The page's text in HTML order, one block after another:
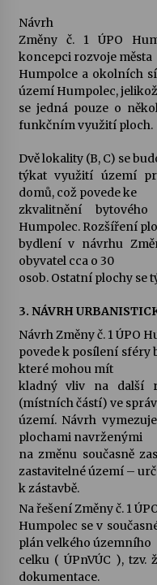
Návrh
Změny č. 1 ÚPO
koncepci rozvoje města
Humpolce a okolních
území Humpolec, jelikož
se jedná pouze o
funkčním využití ploch.
Dvě lokality (B, C) se
týkat využití území
domů, což povede ke
zkvalitnění
Humpolec. Rozšíření
bydlení v návrhu
obyvatel cca o 30
osob. Ostatní plochy se
3. NÁVRH
Návrh Změny č. 1 ÚPO
povede k posílení sféry
které mohou mít
kladný vliv na další
(místních částí) ve
území. Návrh
plochami navrženými
na změnu současně
zastavitelné území –
k zástavbě.
Na řešení Změny č. 1
Humpolec se v
plán velkého územního
celku ( ÚPnVÚC ), tzv.
dokumentace.